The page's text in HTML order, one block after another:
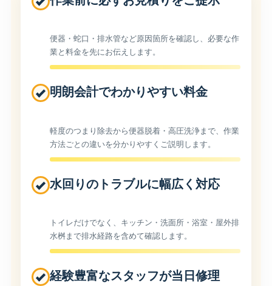
便器・蛇口・排水管など原因箇所を確認し、必要な作
業と料金を先にお伝えします。
明朗会計でわかりやすい料金
軽度のつまり除去から便器脱着・高圧洗浄まで、作業
方法ごとの違いを分かりやすくご説明します。
水回りのトラブルに幅広く対応
トイレだけでなく、キッチン・洗面所・浴室・屋外排
水桝まで排水経路を含めて確認します。
経験豊富なスタッフが当日修理